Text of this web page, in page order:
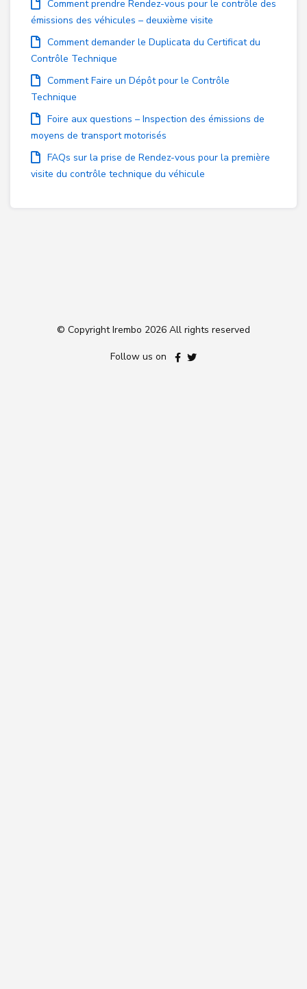
Comment prendre Rendez-vous pour le contrôle des
émissions des véhicules – deuxième visite
Comment demander le Duplicata du Certificat du
Contrôle Technique
Comment Faire un Dépôt pour le Contrôle
Technique
Foire aux questions – Inspection des émissions de
moyens de transport motorisés
FAQs sur la prise de Rendez-vous pour la première
visite du contrôle technique du véhicule
© Copyright Irembo 2026 All rights reserved
Follow us on